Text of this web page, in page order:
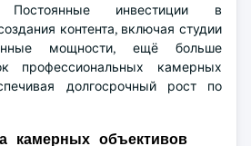
Постоянные инвестиции в
контента, включая студии
мощности, ещё больше
профессиональных камерных
долгосрочный рост по
камерных объективов